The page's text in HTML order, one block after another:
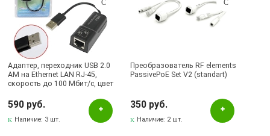
Бавлы, ул.Пионерская, 11
Бугульма, ул.Ленина, 145, ТЦ ЭССЕН
Бугульма, ул.Ленина, 2Б, ТД ТЕХНОПОЛИС
Бугульма, ул.М.Джалиля, 7, ЦУМ
Бугульма, ул.Советская, 82
Бугульма, ул.Тукая, 70
Октябрьский, пр-кт Ленина, 59/1 (ВЕРБА)
Адаптер, переходник USB 2.0
AM на Ethernet LAN RJ-45,
скорость до 100 Мбит/с, цвет
590 руб.
Наличие: 3 шт.
Преобразователь RF elements
PassivePoE Set V2 (standart)
350 руб.
Наличие: 2 шт.